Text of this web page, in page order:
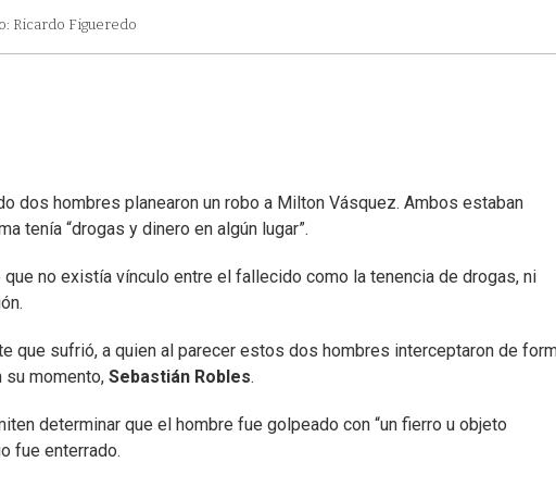
Ricardo Figueredo
dos hombres planearon un robo a Milton Vásquez. Ambos estaban
tenía “drogas y dinero en algún lugar”.
no existía vínculo entre el fallecido como la tenencia de drogas, ni
que sufrió, a quien al parecer estos dos hombres interceptaron de
su momento, Sebastián Robles.
determinar que el hombre fue golpeado con “un fierro u objeto
fue enterrado.